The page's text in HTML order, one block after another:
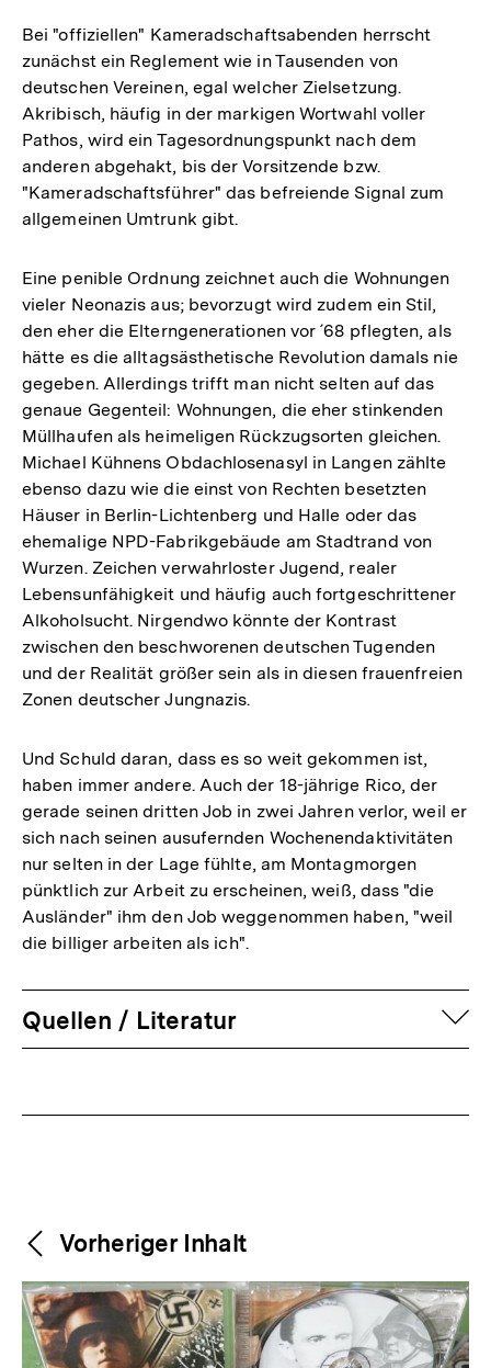
Bei "offiziellen" Kameradschaftsabenden herrscht
zunächst ein Reglement wie in Tausenden von
deutschen Vereinen, egal welcher Zielsetzung.
Akribisch, häufig in der markigen Wortwahl voller
Pathos, wird ein Tagesordnungspunkt nach dem
anderen abgehakt, bis der Vorsitzende bzw.
"Kameradschaftsführer" das befreiende Signal zum
allgemeinen Umtrunk gibt.
Eine penible Ordnung zeichnet auch die Wohnungen
vieler Neonazis aus; bevorzugt wird zudem ein Stil,
den eher die Elterngenerationen vor ´68 pflegten, als
hätte es die alltagsästhetische Revolution damals nie
gegeben. Allerdings trifft man nicht selten auf das
genaue Gegenteil: Wohnungen, die eher stinkenden
Müllhaufen als heimeligen Rückzugsorten gleichen.
Michael Kühnens Obdachlosenasyl in Langen zählte
ebenso dazu wie die einst von Rechten besetzten
Häuser in Berlin-Lichtenberg und Halle oder das
ehemalige NPD-Fabrikgebäude am Stadtrand von
Wurzen. Zeichen verwahrloster Jugend, realer
Lebensunfähigkeit und häufig auch fortgeschrittener
Alkoholsucht. Nirgendwo könnte der Kontrast
zwischen den beschworenen deutschen Tugenden
und der Realität größer sein als in diesen frauenfreien
Zonen deutscher Jungnazis.
Und Schuld daran, dass es so weit gekommen ist,
haben immer andere. Auch der 18-jährige Rico, der
gerade seinen dritten Job in zwei Jahren verlor, weil er
sich nach seinen ausufernden Wochenendaktivitäten
nur selten in der Lage fühlte, am Montagmorgen
pünktlich zur Arbeit zu erscheinen, weiß, dass "die
Ausländer" ihm den Job weggenommen haben, "weil
die billiger arbeiten als ich".
Quellen / Literatur
Weitere
Inhalte
Content-
Navigation
Vorheriger Inhalt